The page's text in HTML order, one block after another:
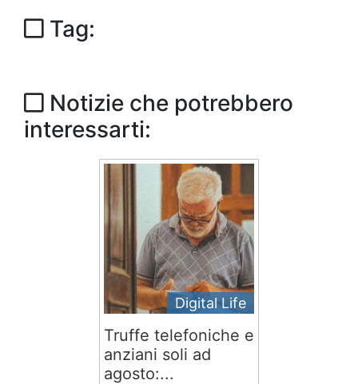
Tag:
Notizie che potrebbero
interessarti:
Digital Life
Truffe telefoniche e
anziani soli ad
agosto:...